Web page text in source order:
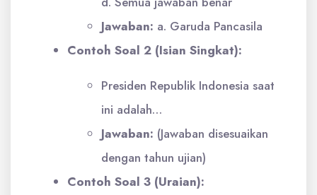
Jawaban: a. Garuda Pancasila
Contoh Soal 2 (Isian Singkat):
Presiden Republik Indonesia saat
ini adalah…
Jawaban: (Jawaban disesuaikan
dengan tahun ujian)
Contoh Soal 3 (Uraian):